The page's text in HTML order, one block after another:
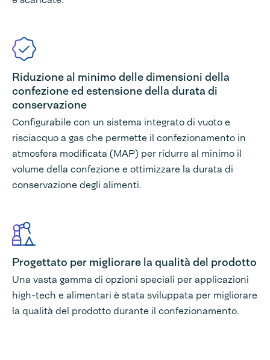
Riduzione al minimo delle dimensioni della
confezione ed estensione della durata di
conservazione
Configurabile con un sistema integrato di vuoto e
risciacquo a gas che permette il confezionamento in
atmosfera modificata (MAP) per ridurre al minimo il
volume della confezione e ottimizzare la durata di
conservazione degli alimenti.
Progettato per migliorare la qualità del prodotto
Una vasta gamma di opzioni speciali per applicazioni
high-tech e alimentari è stata sviluppata per migliorare
la qualità del prodotto durante il confezionamento.